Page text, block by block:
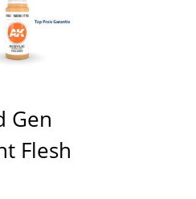
Gen
Flesh